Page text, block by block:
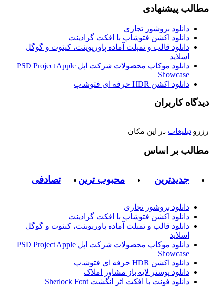
مطالب پیشنهادی
دانلود بروشور تجاری
دانلود اکشن فتوشاپ با افکت گرادینت
دانلود قالب و تمپلت آماده پاورپوینت، کینوت و گوگل
اسلاید
دانلود موکاپ محصولات شرکت اپل PSD Project Apple
Showcase
دانلود اکشن HDR حرفه ای فتوشاپ
دیدگاه کاربران
رزرو تبلیغات در این مکان
مطالب بر اساس
جدیدترین محبوب ترین تصادفی
دانلود بروشور تجاری
دانلود اکشن فتوشاپ با افکت گرادینت
دانلود قالب و تمپلت آماده پاورپوینت، کینوت و گوگل
اسلاید
دانلود موکاپ محصولات شرکت اپل PSD Project Apple
Showcase
دانلود اکشن HDR حرفه ای فتوشاپ
دانلود پوستر لایه باز مشاور املاک
دانلود فونت با افکت اثر انگشت Sherlock Font